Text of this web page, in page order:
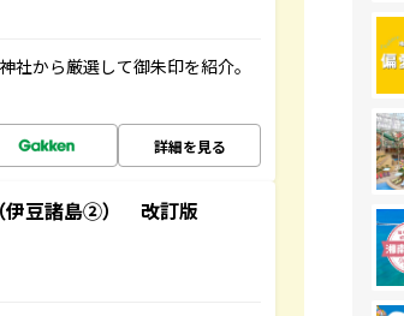
社から厳選して御朱印を紹介。
詳細を見る
豆諸島②） 改訂版